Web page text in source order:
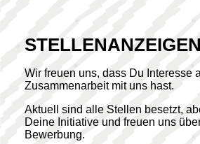
STELLENANZEIGEN
Wir freuen uns, dass Du Interesse
Zusammenarbeit mit uns hast.
Aktuell sind alle Stellen besetzt,
Deine Initiative und freuen uns
Bewerbung.